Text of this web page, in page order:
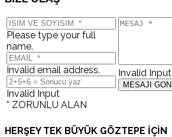
Please type your full
name.
Invalid email address.
Invalid Input
* ZORUNLU ALAN
Invalid Input
HERŞEY TEK BÜYÜK GÖZTEPE İÇİN